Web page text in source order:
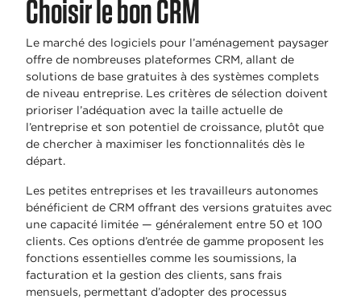
Choisir le bon CRM
Le marché des logiciels pour l’aménagement paysager
offre de nombreuses plateformes CRM, allant de
solutions de base gratuites à des systèmes complets
de niveau entreprise. Les critères de sélection doivent
prioriser l’adéquation avec la taille actuelle de
l’entreprise et son potentiel de croissance, plutôt que
de chercher à maximiser les fonctionnalités dès le
départ.
Les petites entreprises et les travailleurs autonomes
bénéficient de CRM offrant des versions gratuites avec
une capacité limitée — généralement entre 50 et 100
clients. Ces options d’entrée de gamme proposent les
fonctions essentielles comme les soumissions, la
facturation et la gestion des clients, sans frais
mensuels, permettant d’adopter des processus